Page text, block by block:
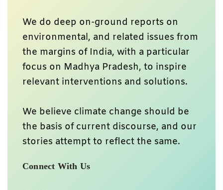
We do deep on-ground reports on
environmental, and related issues from
the margins of India, with a particular
focus on Madhya Pradesh, to inspire
relevant interventions and solutions.
We believe climate change should be
the basis of current discourse, and our
stories attempt to reflect the same.
Connect With Us